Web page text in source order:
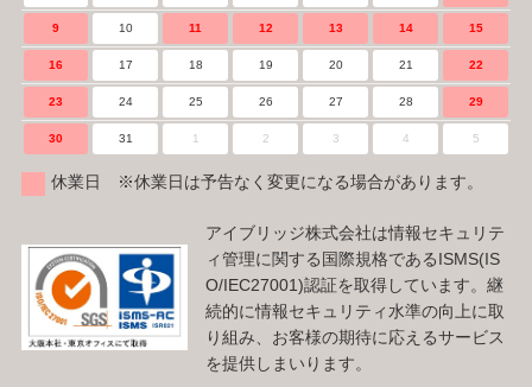
9 10 11 12 13 14 15
16 17 18 19 20 21 22
23 24 25 26 27 28 29
30 31 1 2 3 4 5
休業日 ※休業日は予告なく変更になる場合があります。
アイブリッジ株式会社は情報セキュリテ
ィ管理に関する国際規格であるISMS(IS
O/IEC27001)認証を取得しています。継
続的に情報セキュリティ水準の向上に取
り組み、お客様の期待に応えるサービス
を提供しまいります。